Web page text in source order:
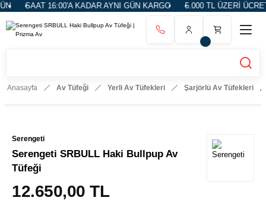
16:00'A KADAR AYNI GÜN KARGO 5.000 TL ÜZERİ ÜCRETSİZ
Anasayfa Av Tüfeği Yerli Av Tüfekleri Şarjörlü Av Tüfekleri
Serengeti
Serengeti SRBULL Haki Bullpup Av
Tüfeği
12.650,00 TL